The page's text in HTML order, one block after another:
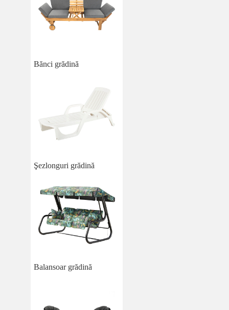
Bănci grădină
Şezlonguri grădină
Balansoar grădină